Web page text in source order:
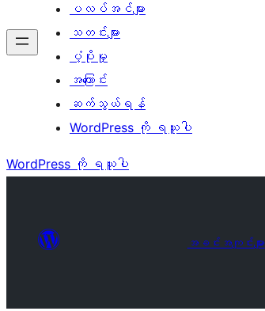
ပလပ်အင်များ
သတင်းများ
ပံ့ပိုးမှု
အကြောင်း
ဆက်သွယ်ရန်
WordPress ကို ရယူပါ
WordPress ကို ရယူပါ
အခင်းအကျင်းများ